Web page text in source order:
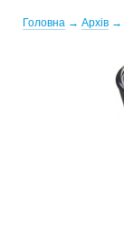
Головна → Архів →